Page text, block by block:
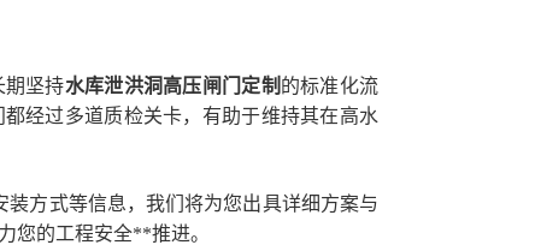
期坚持水库泄洪洞高压闸门定制 的标准化流
经过多道质检关卡，有助于维持其在高水
方式等信息，我们将为您出具详细方案与
您的工程安全**推进。